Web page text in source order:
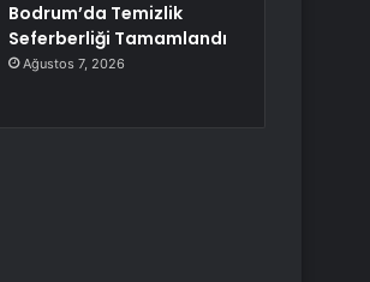
Bodrum’da Temizlik
Seferberliği Tamamlandı
Ağustos 7, 2026